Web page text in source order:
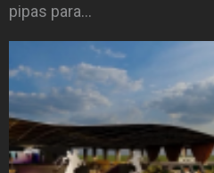
pipas para…